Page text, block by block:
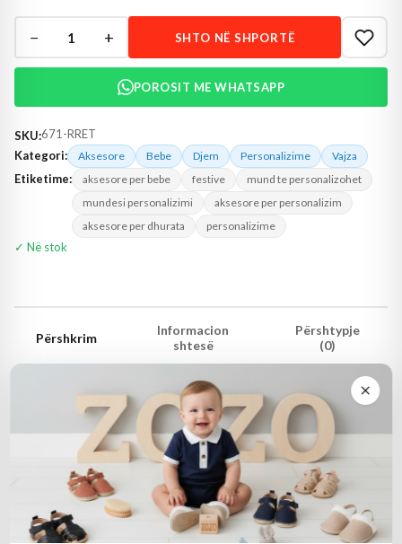
− 1 + SHTO NË SHPORTË
POROSIT ME WHATSAPP
SKU:671-RRET
Kategori:
Aksesore Bebe Djem Personalizime Vajza
Etiketime: aksesore per bebe festive
mund te personalizohet
mundesi personalizimi
aksesore per personalizim
aksesore per dhurata
personalizime
✓ Në stok
Përshkrim
Informacion
shtesë
Përshtypje
(0)
Rreth druri i holle eshte nje dekor i bukur per pemen e Krishtlindjes
dhe te Vitit te Ri. Fabrikuar nga druri natyral, ky rreth ofron nje
siperfaqe te larshme ku mund te shkruani daten e lindjes, emrin e
femijeve apo mesazhe festore. Dizajni i thjeshte dhe eleganti i
drurit e ben ate ideale per te mbajtur kujtimet familjare dhe per te
gjeruar nje atmosfere festive ne shtepine tuaj. Lehte per te